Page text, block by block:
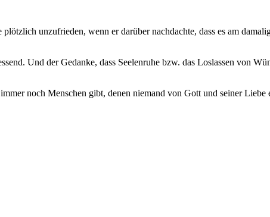
unzufrieden, wenn er darüber nachdachte, dass es am
Und der Gedanke, dass Seelenruhe bzw. das Loslassen von
noch Menschen gibt, denen niemand von Gott und seiner Liebe